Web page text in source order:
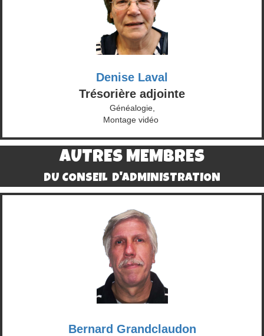
Denise Laval
Trésorière adjointe
Généalogie,
Montage vidéo
AUTRES MEMBRES
DU CONSEIL D'ADMINISTRATION
Bernard Grandclaudon